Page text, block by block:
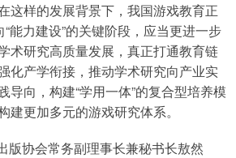
这样的发展背景下，我国游戏教育正
“能力建设”的关键阶段，应当更进一步
术研究高质量发展，真正打通教育链
化产学衔接，推动学术研究向产业实
导向，构建“学用一体”的复合型培养模
建更加多元的游戏研究体系。
版协会常务副理事长兼秘书长敖然